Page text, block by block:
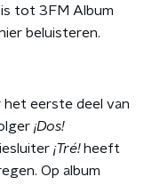
tot 3FM Album
beluisteren.
eerste deel van
¡Dos!
¡Tré!heeft
Op album